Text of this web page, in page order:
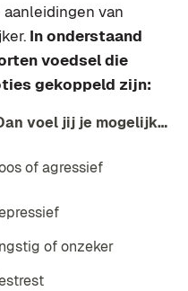
van
In onderstaand
voedsel die
gekoppeld zijn:
voel jij je mogelijk…
of agressief
of onzeker